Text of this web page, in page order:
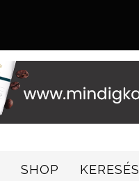
SHOP KERESÉS